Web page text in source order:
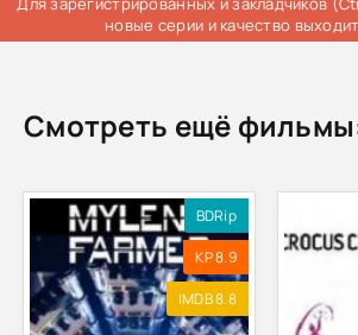
новые серии и качество
Смотреть ещё
BDRip
KP 8.9
IMDB 8.8